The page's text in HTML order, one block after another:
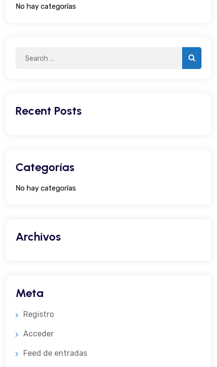
No hay categorías
Recent Posts
Categorías
No hay categorías
Archivos
Meta
Registro
Acceder
Feed de entradas